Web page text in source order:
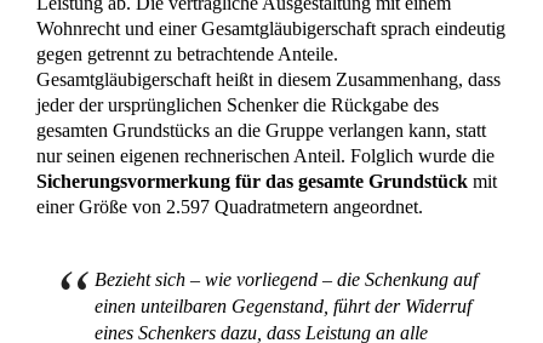
Fazit: Gesamtes Grundstück per Eilverfahren
sichern
Diese Entscheidung des Oberlandesgerichts Frankfurt am
Main (Az. 25 U 183/24) ist ein wichtiges Signal für
Schenker, da sie die prozessuale Durchsetzung der
Rückabwicklung erheblich erleichtert. Da das Urteil die Linie
des Bundesgerichtshofs zur Unteilbarkeit vonSchenkungen
das: Sie können den Zugriff auf das gesamte Objekt im
Eilverfahren sperren lassen, sobald das Gesamtbild des
Verhaltens des Beschenkten den nötigen Grad an